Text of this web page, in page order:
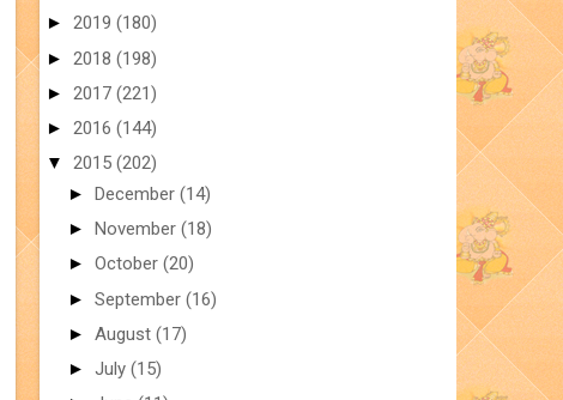
► 2019 (180)
► 2018 (198)
► 2017 (221)
► 2016 (144)
▼ 2015 (202)
► December (14)
► November (18)
► October (20)
► September (16)
► August (17)
► July (15)